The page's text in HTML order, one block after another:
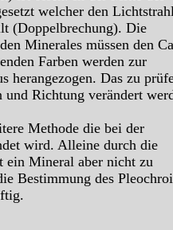
welcher den
(Doppelbrechung). Die
Minerales müssen den
Farben werden zur
herangezogen. Das zu
Richtung verändert
Methode die bei der
wird. Alleine durch die
ein Mineral aber nicht zu
Bestimmung des